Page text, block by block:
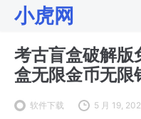
小虎网
考古盲盒破解
盒无限金币无限
软件下载 5 月 19,